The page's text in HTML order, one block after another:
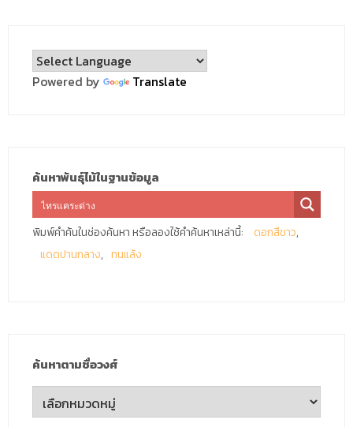
Powered by Translate
ค้นหาพันธุ์ไม้ในฐานข้อมูล
พิมพ์คำค้นในช่องค้นหา หรือลองใช้คำค้นหาเหล่านี้:
ดอกสีขาว
แดดปานกลาง
ทนแล้ง
ค้นหาตามชื่อวงศ์
ค้นหา
ตาม